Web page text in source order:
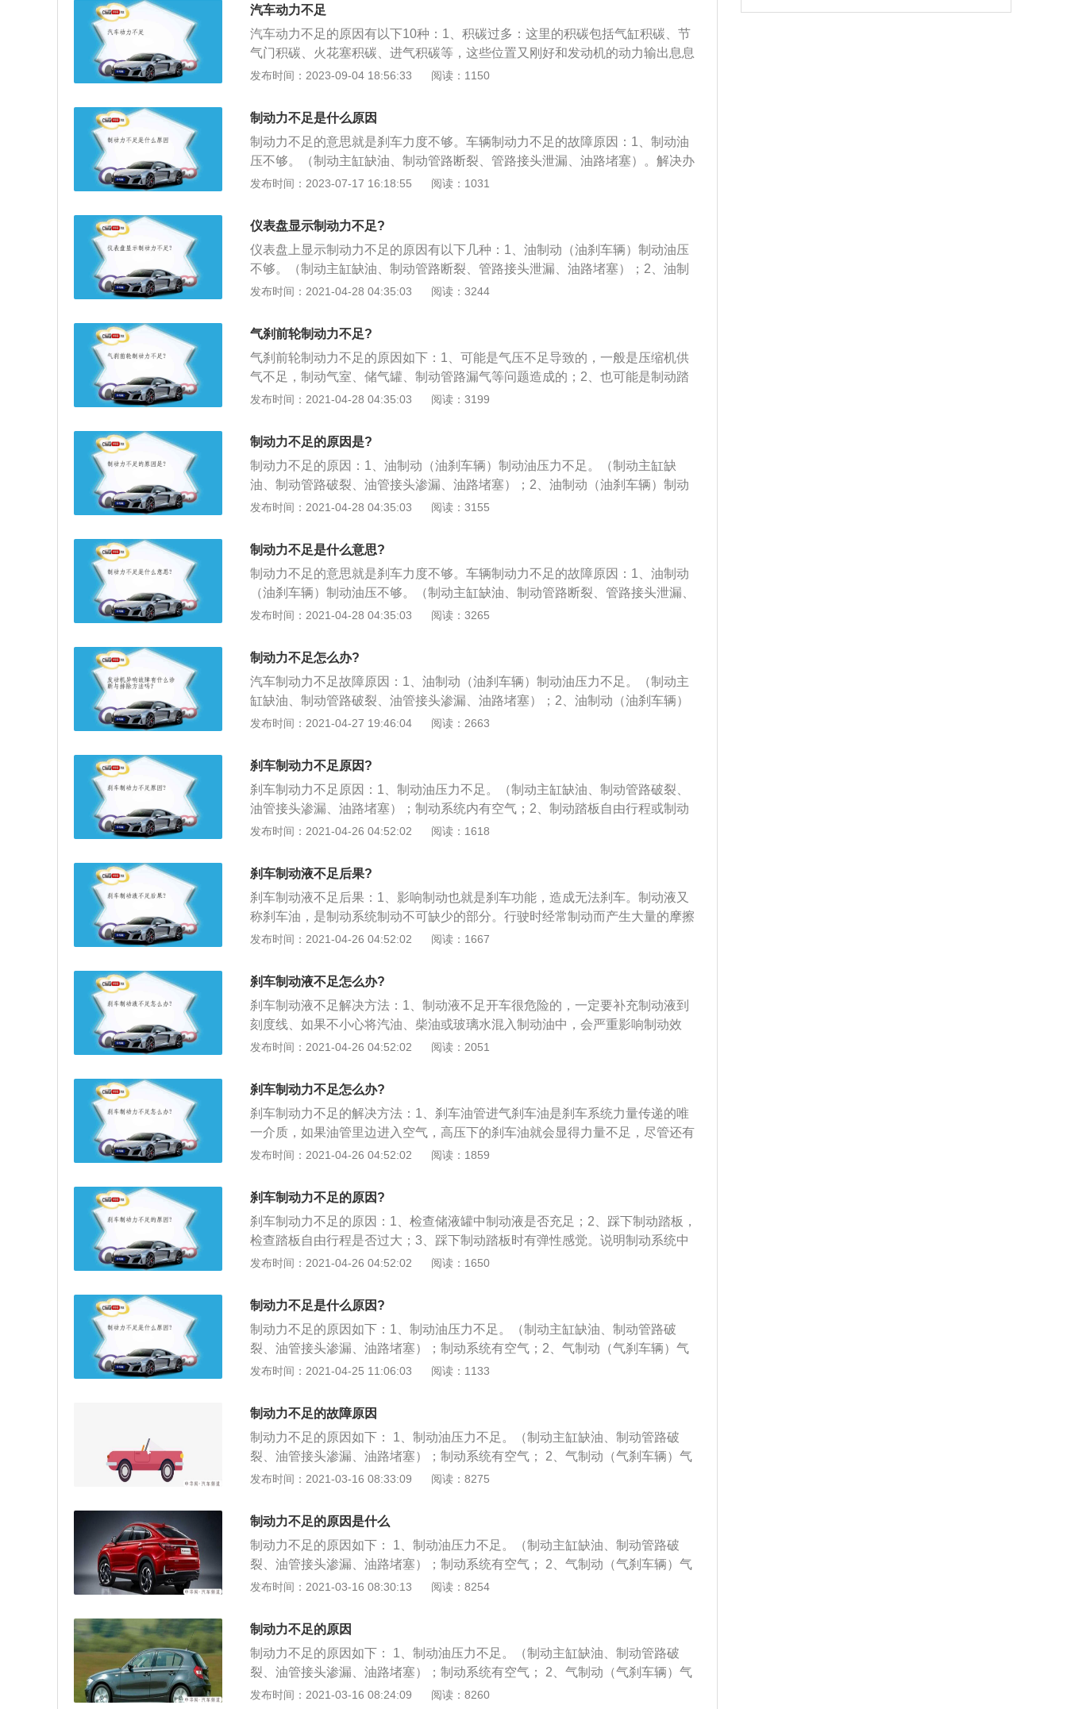
汽车动力不足
汽车动力不足的原因有以下10种：1、积碳过多：这里的积碳包括气缸积碳、节
气门积碳、火花塞积碳、进气积碳等，这些位置又刚好和发动机的动力输出息息
相关，当发动机内部的积碳过多时，汽车的点火能量减少，进气效率下降，最后
据实际情况“对症下药”，不可盲目为车子选取作用不大的清洗项目。2、燃油问
题：添加不适配的燃油标号，燃油不足，导致汽车输出功率下降；或者由于油箱
盖通气孔堵塞，油箱开关、燃油滤清器及油箱至化油器之间的油管部分堵塞，不
能满足所需油量的供应，导致混合气过稀、发动机工作时动力不足。解决方法：
按规定使用适合自己发动机的燃油标号，及时加油，定期做好保养，可根据实际
来源之一，如果空气滤清器长期使用，未及时清洗产生堵塞，空气量不足都将造
成可燃混合气过浓，使得发动机功率下降；如果是带有涡轮增压器的车辆，其增
压装置一旦故障，也会导致汽车出现动力不足。解决方法：定期清理空气滤清
不足、发动机冷却液不足、发动机散热装置故障等都会使得发动机的负荷增加，
动机动力，加大油耗。解决方法：定期检查机油和冷却液的液面情况，不能混加
不同类型的机油，以及用水代替冷却液，定期做好保养。5、气门磨损：发动机
摇臂与气门之间经过长时间的作用和磨损，间隙会越来越大。如果间隙太大，进
气将不足。阀门是易损件，时间长了会损坏。阀门损坏后果极其严重，损坏因素
决方法：必须根据各种类型车辆的使用说明书的要求，及时进行保养，损坏及时
更换。6、发动机气缸问题：作为普通车辆，通常是4缸发动机。如果有一个气缸
没有正确点火，那么功率就会明显不足。即使是一辆双人自行车也是一样，如果
一个人不踩上去，另一个人会觉得特别重，车主可以开始看方向盘或者车身晃动
观察问题。解决方法：去维修店检查维修。7、水温过高或过低：水温过高通常
方法：避免机车长期超负荷运行，清除冷却系统水垢，减少供油，调整供油时
间。冬季汽车启动后，应在水温升至40°C后启动，正常工作水温应保持在75°℃~
90°C。8、进气不足：为了控制车不冒烟，决定其喷油量的一个重要参数就是进
一定值，喷油器就不会给车辆一个最大喷油量，导致高速动力不足。解决方法：
不对也会受到影响，容易导致加速不良、启动困难、油耗增加等问题。解决方
法：及时去专业维修店检查维修。10、润滑油添加过多：日常更换或者添加润滑
油时，有可能会一不小心加太多油，如果润滑油过多的话，会导致发动机的许多
部件会超负荷运转工作，从而也就会导致汽车的发动机动力下降。解决方法：适
发布时间：2023-09-04 18:56:33 阅读：1150
制动力不足是什么原因
制动力不足的意思就是刹车力度不够。车辆制动力不足的故障原因：1、制动油
压不够。（制动主缸缺油、制动管路断裂、管路接头泄漏、油路堵塞）。解决办
法：到最近的汽修店维修；2、制动系统里面有空气。解决办法：在放气阀上插
制动气室、储气罐、制动管路泄漏）。解决办法：用加压泵加压；4、制动总
泵、轮缸活塞和缸筒磨损或变形，皮碗老化损坏。解决办法：更换制动总泵。提
升制动的方法：加大制动力可以更换更好的刹车片，更好的刹车盘，制动力更强
的刹车卡钳。汽车制动系统由刹车片、刹车盘、制动钳、制动总泵和true空助力
泵组成。驾驶员踩下制动踏板后，true空助力泵会提供助力，可以帮助驾驶员踩
的挡风玻璃下有一个黑色的金属圆盘。这才是真空增压泵。
发布时间：2023-07-17 16:18:55 阅读：1031
仪表盘显示制动力不足?
仪表盘上显示制动力不足的原因有以下几种：1、油制动（油刹车辆）制动油压
不够。（制动主缸缺油、制动管路断裂、管路接头泄漏、油路堵塞）；2、油制
动（油刹车辆）制动系统里面有空气；3、气制动（气刹车辆）气压不够。（压
制动间隙过大，制动蹄摩擦片接触不良或踏板回位弹簧软，严重磨损或有油污；
5、制动总泵、轮缸活塞和缸筒磨损或变形，皮碗老化损坏。
发布时间：2021-04-28 04:35:03 阅读：3244
气刹前轮制动力不足?
气刹前轮制动力不足的原因如下：1、可能是气压不足导致的，一般是压缩机供
气不足，制动气室、储气罐、制动管路漏气等问题造成的；2、也可能是制动踏
板的自由行程或制动器间隙过大，制动蹄摩擦片接触不良或踏板回位弹簧偏软，
老化损坏导致的。
发布时间：2021-04-28 04:35:03 阅读：3199
制动力不足的原因是?
制动力不足的原因：1、油制动（油刹车辆）制动油压力不足。（制动主缸缺
油、制动管路破裂、油管接头渗漏、油路堵塞）；2、油制动（油刹车辆）制动
系统内有空气；3、气制动（气刹车辆）气压不足。（压缩机供气不足，制动气
蹄摩擦片接触不良或踏板回位弹簧偏软，磨损严重或有油污；5、制动主缸、轮
缸活塞和缸管磨损或拉伤，皮碗老化损坏。
发布时间：2021-04-28 04:35:03 阅读：3155
制动力不足是什么意思?
制动力不足的意思就是刹车力度不够。车辆制动力不足的故障原因：1、油制动
（油刹车辆）制动油压不够。（制动主缸缺油、制动管路断裂、管路接头泄漏、
油路堵塞）；2、油制动（油刹车辆）制动系统里面有空气；3、气制动（气刹车
制动踏板自由行程或制动间隙过大，制动蹄摩擦片接触不良或踏板回位弹簧软，
严重磨损或有油污；5、制动总泵、轮缸活塞和缸筒磨损或变形，皮碗老化损
坏。
发布时间：2021-04-28 04:35:03 阅读：3265
制动力不足怎么办?
汽车制动力不足故障原因：1、油制动（油刹车辆）制动油压力不足。（制动主
缸缺油、制动管路破裂、油管接头渗漏、油路堵塞）；2、油制动（油刹车辆）
制动系统内有空气；3、气制动（气刹车辆）气压不足。（压缩机供气不足，制
制动蹄摩擦片接触不良或踏板回位弹簧偏软，磨损严重或有油污；5、制动主
缸、轮缸活塞和缸管磨损或拉伤，皮碗老化损坏。
发布时间：2021-04-27 19:46:04 阅读：2663
刹车制动力不足原因?
刹车制动力不足原因：1、制动油压力不足。（制动主缸缺油、制动管路破裂、
油管接头渗漏、油路堵塞）；制动系统内有空气；2、制动踏板自由行程或制动
器间隙过大，制动蹄摩擦片接触不良，磨损严重或有油污；制动主缸、轮缸活塞
渐升高且有弹性感觉，但稍停一会后再踩踏板时仍然很低，即为制动系统内有空
气，这时应对制动系统进行排气。
发布时间：2021-04-26 04:52:02 阅读：1618
刹车制动液不足后果?
刹车制动液不足后果：1、影响制动也就是刹车功能，造成无法刹车。制动液又
称刹车油，是制动系统制动不可缺少的部分。行驶时经常制动而产生大量的摩擦
热；2、使制动系统温度升高，如使用沸点低、易于蒸发的制动液，则高温时制
尽量到资质合格的大型销售场所购买，以防伪劣产品；最好使用专业设备进行更
换，这样才更彻底，不至于残留杂质，同时避免出现气阻。
发布时间：2021-04-26 04:52:02 阅读：1667
刹车制动液不足怎么办?
刹车制动液不足解决方法：1、制动液不足开车很危险的，一定要补充制动液到
刻度线、如果不小心将汽油、柴油或玻璃水混入制动油中，会严重影响制动效
果，应及时更换；2、车辆正常行驶40000公里或制动油连续使用2年以上，制动
置，应随时观察报警灯是否亮起，报警传感器性能良好，当制动油不足时应及时
补充，储存的制动油应保持在最小容量刻度和最大容量刻度之间。
发布时间：2021-04-26 04:52:02 阅读：2051
刹车制动力不足怎么办?
刹车制动力不足的解决方法：1、刹车油管进气刹车油是刹车系统力量传递的唯
一介质，如果油管里边进入空气，高压下的刹车油就会显得力量不足，尽管还有
制动力但最大制动力明显减弱，此时应该及时到维修站做排气处理。判定刹车油
不放，如果一直保持硬的状态说明正常，如果踏板缓慢下沉，说明刹车系统已经
进气；2、刹车油长期没有更换，杂质太多或者含水量太大，影响力量传递。刹
车油一定要定期做保养，刹车油吸水性比较强，在维修站也会有专门测量刹车油
水分含量的工具；3、刹车总泵或刹车油管漏油，不能保证足够的油压；4、汽车
做过改装，比如换了大号轮胎，轮胎太大会导致刹车扭力不足，制动力减弱。
发布时间：2021-04-26 04:52:02 阅读：1859
刹车制动力不足的原因?
刹车制动力不足的原因：1、检查储液罐中制动液是否充足；2、踩下制动踏板，
检查踏板自由行程是否过大；3、踩下制动踏板时有弹性感觉。说明制动系统中
混有空气；4、踩下制动踏板时感觉较硬。制动仍然无力。可检查放气螺钉出油
力。表明分泵活塞卡滞。制动蹄片与制动鼓或制动盘贴合不良或其表而沾有油
污；5、连续踩动几次制动踏板，使踏板高度升高后，用力将其踩住，制动踏板
若有缓慢或迅速下降现象。说明制动管路有渗漏或分泵密封圈损坏。
发布时间：2021-04-26 04:52:02 阅读：1650
制动力不足是什么原因?
制动力不足的原因如下：1、制动油压力不足。（制动主缸缺油、制动管路破
裂、油管接头渗漏、油路堵塞）；制动系统有空气；2、气制动（气刹车辆）气
压不足。（压缩机供气不足，制动气室、储气罐、制动管路漏气）；3、制动踏
损严重或有油污；4、制动主缸、轮缸活塞和缸管磨损或拉伤，皮碗老化损坏。
发布时间：2021-04-25 11:06:03 阅读：1133
制动力不足的故障原因
制动力不足的原因如下： 1、制动油压力不足。（制动主缸缺油、制动管路破
裂、油管接头渗漏、油路堵塞）；制动系统有空气； 2、气制动（气刹车辆）气
压不足。（压缩机供气不足，制动气室、储气罐、制动管路漏气）； 3、制动踏
损严重或有油污； 4、制动主缸、轮缸活塞和缸管磨损或拉伤，皮碗老化损坏。
发布时间：2021-03-16 08:33:09 阅读：8275
制动力不足的原因是什么
制动力不足的原因如下： 1、制动油压力不足。（制动主缸缺油、制动管路破
裂、油管接头渗漏、油路堵塞）；制动系统有空气； 2、气制动（气刹车辆）气
压不足。（压缩机供气不足，制动气室、储气罐、制动管路漏气）； 3、制动踏
损严重或有油污； 4、制动主缸、轮缸活塞和缸管磨损或拉伤，皮碗老化损坏。
发布时间：2021-03-16 08:30:13 阅读：8254
制动力不足的原因
制动力不足的原因如下： 1、制动油压力不足。（制动主缸缺油、制动管路破
裂、油管接头渗漏、油路堵塞）；制动系统有空气； 2、气制动（气刹车辆）气
压不足。（压缩机供气不足，制动气室、储气罐、制动管路漏气）； 3、制动踏
发布时间：2021-03-16 08:24:09 阅读：8260
响；<&list>3.稳定器的转向胶套和球头